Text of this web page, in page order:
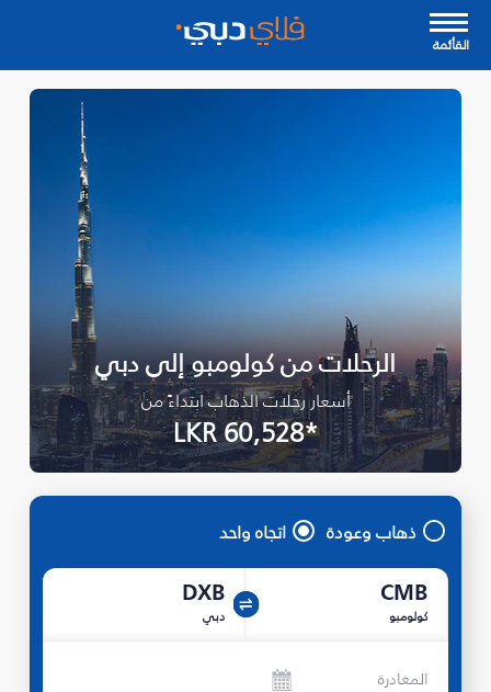
القأئمة
الرحلات من كولومبو إلى دبي
أسعار رحلات الذهاب ابتداءً من
*LKR 60,528
ذهاب وعودة اتجاه واحد
CMB
كولومبو
DXB
دبي
المغادرة